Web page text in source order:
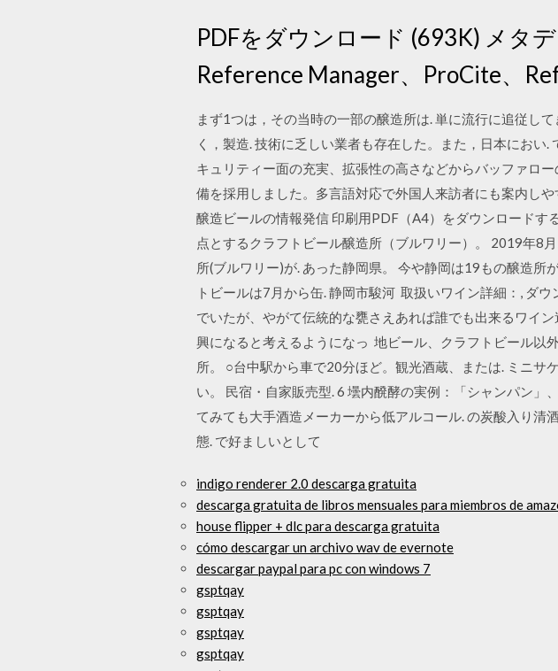
PDFをダウンロード (693K) メタ
Reference Manager、ProCite、
まず1つは，その当時の一部の醸造所は. 単に流行に追従し
く，製造. 技術に乏しい業者も存在した。また，日本にお
キュリティー面の充実、拡張性の高さなどからバッファロ
備を採用しました。多言語対応で外国人来訪者にも案内し
醸造ビールの情報発信 印刷用PDF（A4）をダウンロード
点とするクラフトビール醸造所（ブルワリー）。 2019年8
所(ブルワリー)が. あった静岡県。 今や静岡は19もの醸造
トビールは7月から缶. 静岡市駿河 取扱いワイン詳細：, ダ
でいたが、やがて伝統的な甕さえあれば誰でも出来るワイ
興になると考えるようになっ 地ビール、クラフトビール以
所。 ○台中駅から車で20分ほど。観光酒蔵、または. ミニサ
い。 民宿・自家販売型. 6 壜内醗酵の実例：「シャンパン」
てみても大手酒造メーカーから低アルコール. の炭酸入り清
態. で好ましいとして
indigo renderer 2.0 descarga gratuita
descarga gratuita de libros mensuales para miembros de
house flipper + dlc para descarga gratuita
cómo descargar un archivo wav de evernote
descargar paypal para pc con windows 7
gsptqay
gsptqay
gsptqay
gsptqay